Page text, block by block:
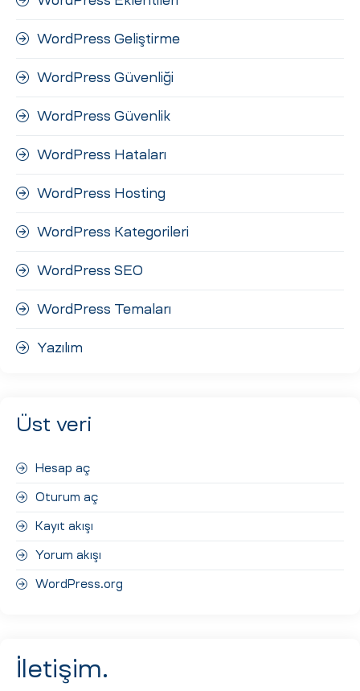
WordPress Geliştirme
WordPress Güvenliği
WordPress Güvenlik
WordPress Hataları
WordPress Hosting
WordPress Kategorileri
WordPress SEO
WordPress Temaları
Yazılım
Üst veri
Hesap aç
Oturum aç
Kayıt akışı
Yorum akışı
WordPress.org
İletişim.